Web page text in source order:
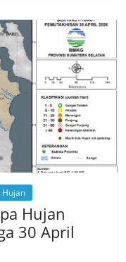
Hujan
Hujan
30 April